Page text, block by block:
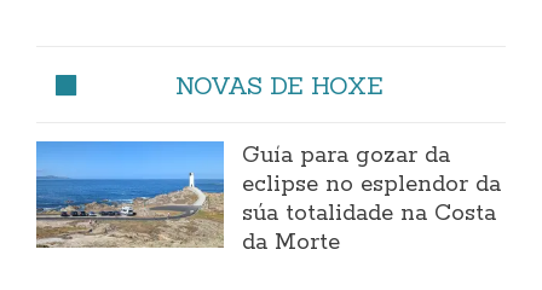
NOVAS DE HOXE
Guía para gozar da
eclipse no esplendor da
súa totalidade na Costa
da Morte